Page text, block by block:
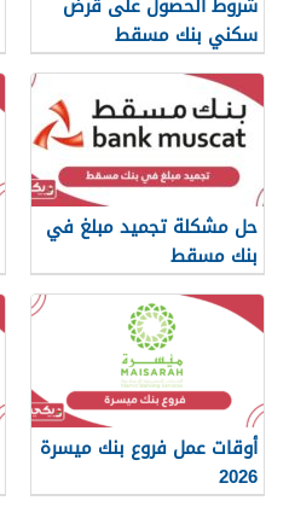
سكني بنك مسقط
حل مشكلة تجميد مبلغ في
بنك مسقط
أوقات عمل فروع بنك ميسرة
2026